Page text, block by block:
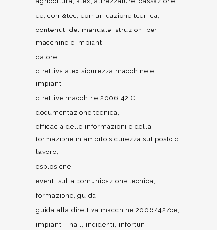
ce com&tec
comunicazione tecnica
contenuti del manuale istruzioni per
macchine e impianti
datore
direttiva atex sicurezza macchine e
impianti
direttive macchine 2006 42 CE
documentazione tecnica
efficacia delle informazioni e della
formazione in ambito sicurezza sul posto di
lavoro
esplosione
eventi sulla comunicazione tecnica
formazione guida
guida alla direttiva macchine 2006/42/ce
impianti
inail incidenti
infortuni